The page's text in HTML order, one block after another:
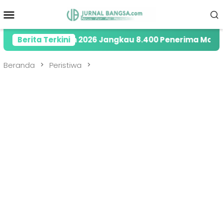
ke
Mobile
Berita Terkini
2026 Jangkau 8.400 Penerima Manfaat
Beranda Peristiwa